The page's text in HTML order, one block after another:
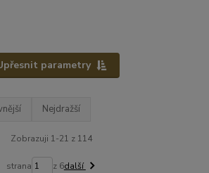
parametry
Nejdražší
Zobrazuji 1-21 z 114
strana z 6další